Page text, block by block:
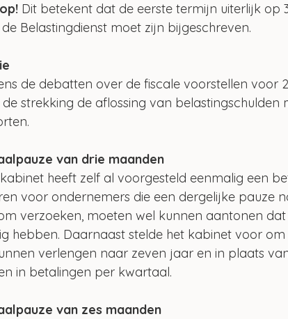
Dit betekent dat de eerste termijn uiterlijk op
Belastingdienst moet zijn bijgeschreven.
de debatten over de fiscale voorstellen voor
strekking de aflossing van
van drie maanden
heeft zelf al voorgesteld eenmalig een
voor ondernemers die een dergelijke pauze
verzoeken, moeten wel kunnen aantonen
hebben. Daarnaast stelde het kabinet voor
verlengen naar zeven jaar en in plaats
in betalingen per kwartaal.
van zes maanden